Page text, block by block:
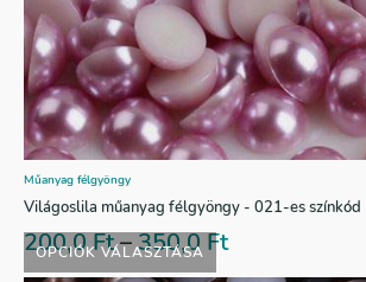
OPCIÓK VÁLASZTÁSA
Műanyag félgyöngy
Világoslila műanyag félgyöngy - 021-es színkód
200,0Ft–350,0Ft